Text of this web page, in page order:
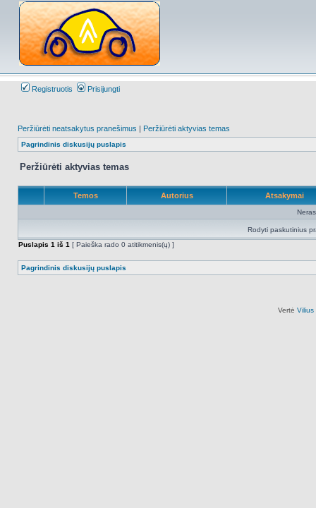
Registruotis Prisijungti
Peržiūrėti neatsakytus pranešimus | Peržiūrėti aktyvias temas
Pagrindinis diskusijų puslapis
Peržiūrėti aktyvias temas
Temos Autorius Atsakymai
Rodyti paskutinius
Puslapis 1 iš 1 [ Paieška rado 0 atitikmenis(ų) ]
Pagrindinis diskusijų puslapis
Vertė Vilius